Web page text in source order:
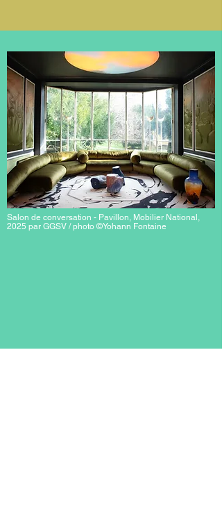
Salon de conversation - Pavillon, Mobilier National,
2025 par GGSV / photo ©Yohann Fontaine